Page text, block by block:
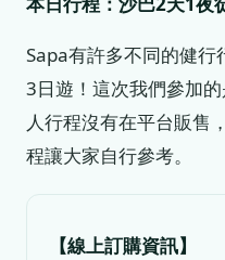
Sapa有許多不同的健
3日遊！這次我們參加
人行程沒有在平台販售
程讓大家自行參考。
【線上訂購資訊】